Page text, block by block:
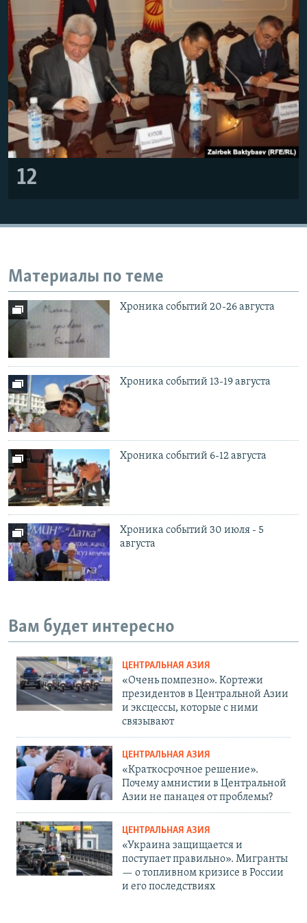
12
Материалы по теме
Хроника событий 20-26 августа
Хроника событий 13-19 августа
Хроника событий 6-12 августа
Хроника событий 30 июля - 5
августа
Вам будет интересно
ЦЕНТРАЛЬНАЯ АЗИЯ
«Очень помпезно». Кортежи
президентов в Центральной Азии
и эксцессы, которые с ними
связывают
ЦЕНТРАЛЬНАЯ АЗИЯ
«Краткосрочное решение».
Почему амнистии в Центральной
Азии не панацея от проблемы?
ЦЕНТРАЛЬНАЯ АЗИЯ
«Украина защищается и
поступает правильно». Мигранты
— о топливном кризисе в России
и его последствиях